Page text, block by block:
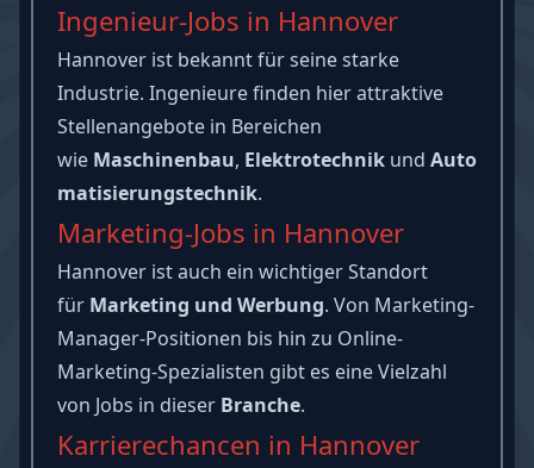
Ingenieur-Jobs in Hannover
Hannover ist bekannt für seine starke
Industrie. Ingenieure finden hier attraktive
Stellenangebote in Bereichen
wie Maschinenbau, Elektrotechnikund Auto
matisierungstechnik.
Marketing-Jobs in Hannover
Hannover ist auch ein wichtiger Standort
für Marketing und Werbung. Von Marketing-
Manager-Positionen bis hin zu Online-
Marketing-Spezialisten gibt es eine Vielzahl
von Jobs in dieser Branche.
Karrierechancen in Hannover